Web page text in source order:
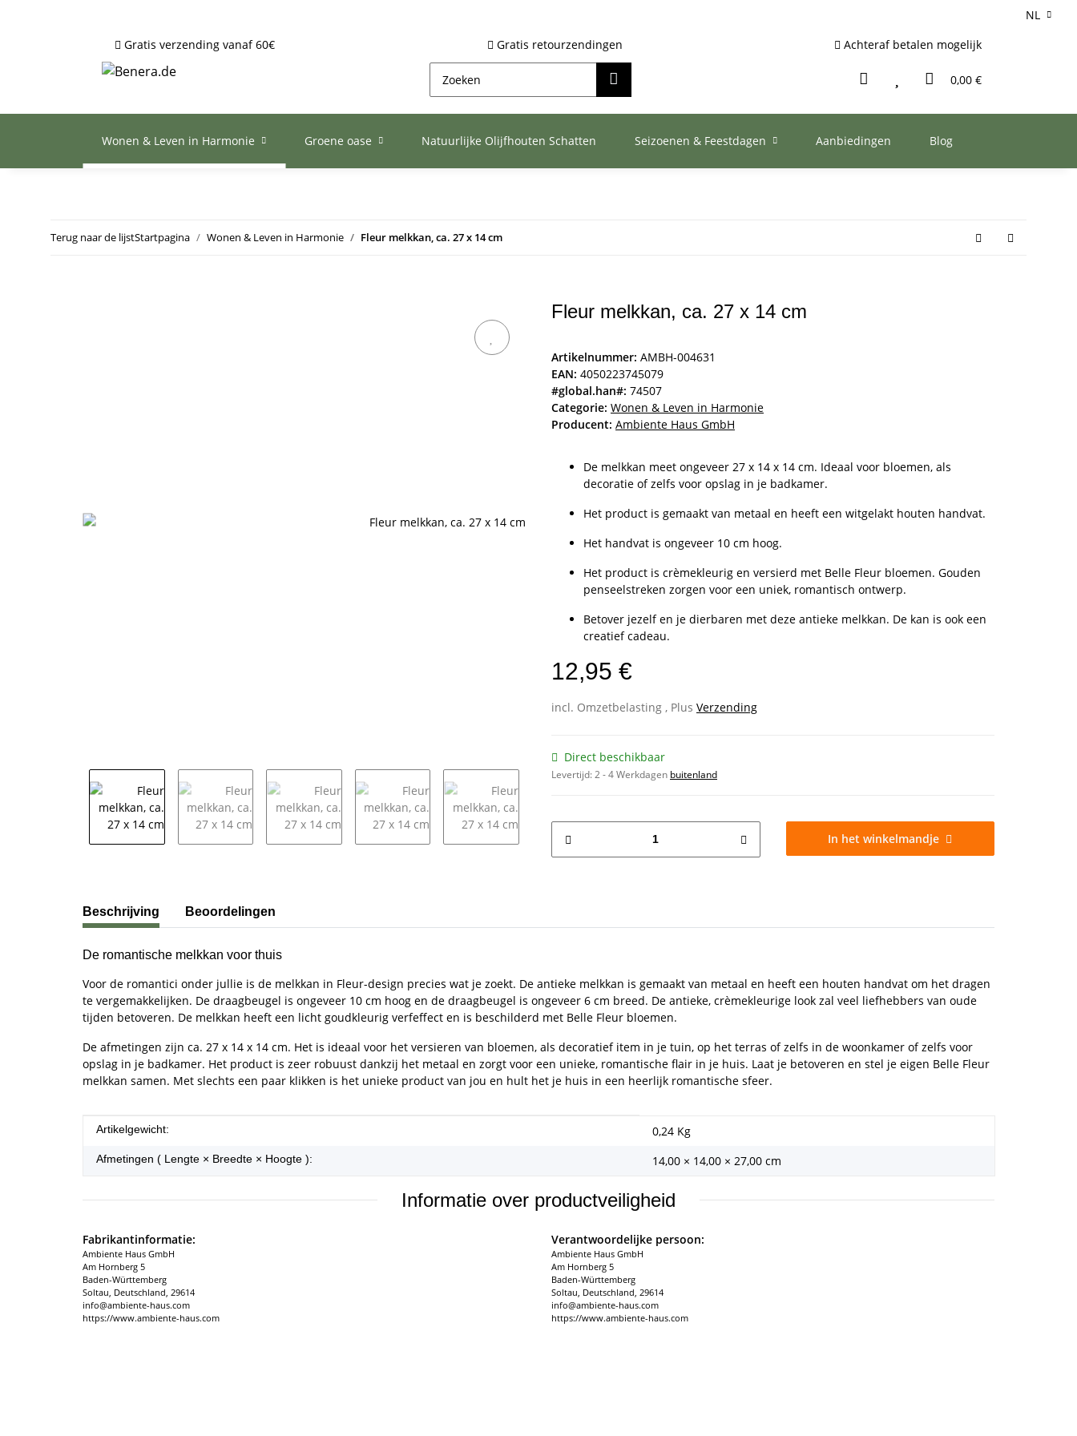
NL
Gratis verzending vanaf 60€
Gratis retourzendingen Achteraf betalen mogelijk
0,00 €
Wonen & Leven in Harmonie Groene oase Natuurlijke Olijfhouten Schatten Seizoenen & Feestdagen Aanbiedingen Blog
Terug naar de lijstStartpagina Wonen & Leven in Harmonie Fleur melkkan, ca. 27 x 14 cm
Fleur melkkan, ca. 27 x 14 cm
Artikelnummer: AMBH-004631
EAN: 4050223745079
#global.han#: 74507
Categorie: Wonen & Leven in Harmonie
Producent: Ambiente Haus GmbH
De melkkan meet ongeveer 27 x 14 x 14 cm. Ideaal voor bloemen, als
decoratie of zelfs voor opslag in je badkamer.
Het product is gemaakt van metaal en heeft een witgelakt houten handvat.
Het handvat is ongeveer 10 cm hoog.
Het product is crèmekleurig en versierd met Belle Fleur bloemen. Gouden
penseelstreken zorgen voor een uniek, romantisch ontwerp.
Betover jezelf en je dierbaren met deze antieke melkkan. De kan is ook een
creatief cadeau.
12,95 €
incl. Omzetbelasting , Plus Verzending
Direct beschikbaar
Levertijd:2 - 4 Werkdagen buitenland
In het winkelmandje
#productDetails.showMoreTabs#
Beschrijving Beoordelingen
De romantische melkkan voor thuis
Voor de romantici onder jullie is de melkkan in Fleur-design precies wat je zoekt. De antieke melkkan is gemaakt van metaal en heeft een houten handvat om het dragen
te vergemakkelijken. De draagbeugel is ongeveer 10 cm hoog en de draagbeugel is ongeveer 6 cm breed. De antieke, crèmekleurige look zal veel liefhebbers van oude
tijden betoveren. De melkkan heeft een licht goudkleurig verfeffect en is beschilderd met Belle Fleur bloemen.
De afmetingen zijn ca. 27 x 14 x 14 cm. Het is ideaal voor het versieren van bloemen, als decoratief item in je tuin, op het terras of zelfs in de woonkamer of zelfs voor
opslag in je badkamer. Het product is zeer robuust dankzij het metaal en zorgt voor een unieke, romantische flair in je huis. Laat je betoveren en stel je eigen Belle Fleur
melkkan samen. Met slechts een paar klikken is het unieke product van jou en hult het je huis in een heerlijk romantische sfeer.
#productDetails.itemInformation#
#productDetails.itemValue#
Artikelgewicht: 0,24 Kg
Afmetingen ( Lengte × Breedte × Hoogte ): 14,00 × 14,00 × 27,00 cm
Informatie over productveiligheid
Fabrikantinformatie:
Ambiente Haus GmbH
Am Hornberg 5
Baden-Württemberg
Soltau, Deutschland, 29614
info@ambiente-haus.com
https://www.ambiente-haus.com
Verantwoordelijke persoon:
Ambiente Haus GmbH
Am Hornberg 5
Baden-Württemberg
Soltau, Deutschland, 29614
info@ambiente-haus.com
https://www.ambiente-haus.com